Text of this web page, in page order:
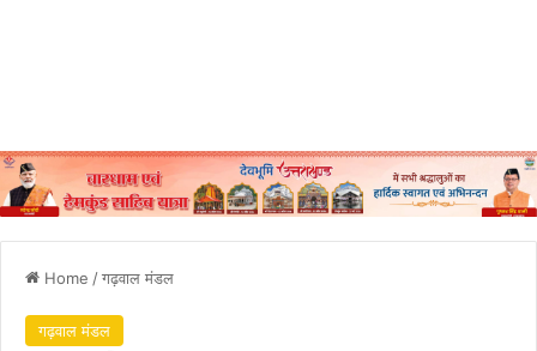
Home /गढ़वाल मंडल
गढ़वाल मंडल